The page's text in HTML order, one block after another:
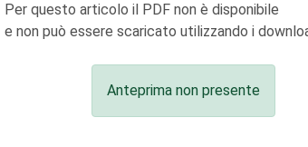
Per questo articolo il PDF non è disponibile
e non può essere scaricato utilizzando i
Anteprima non presente